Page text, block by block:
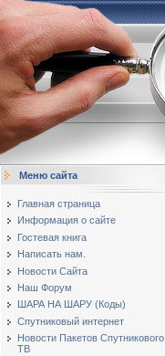
Меню сайта
Главная страница
Информация о сайте
Гостевая книга
Написать нам.
Новости Сайта
Наш Форум
ШАРА НА ШАРУ (Коды)
Спутниковый интернет
Новости Пакетов Спутникового
ТВ